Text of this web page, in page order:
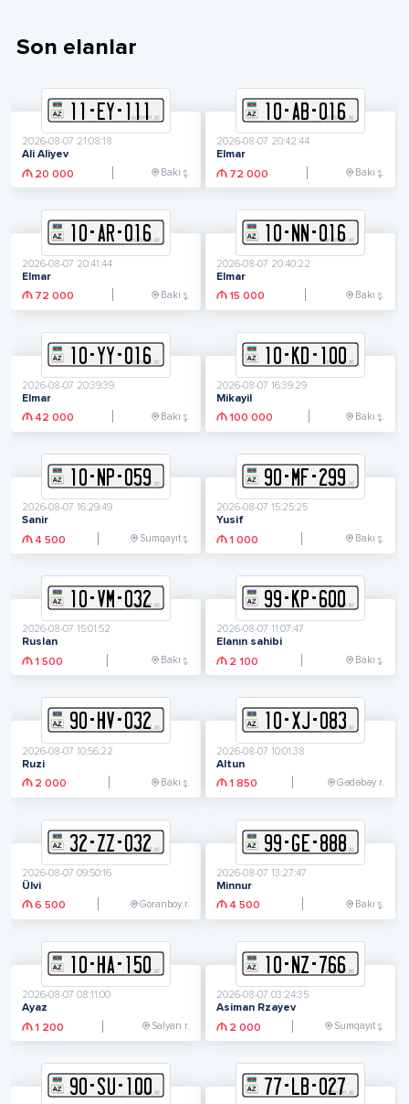
Son elanlar
11 - EY-111
2026-08-07 21:08:18
Ali Aliyev
20 000
Bakı ş.
10-AB-016
2026-08-07 20:42:44
Elmar
72 000
Bakı ş.
10-AR-016
2026-08-07 20:41:44
Elmar
72 000
Bakı ş.
10- N N -016
2026-08-07 20:40:22
Elmar
15 000
Bakı ş.
10-YY-016
2026-08-07 20:39:39
Elmar
42 000
Bakı ş.
10- KD-100
2026-08-07 16:39:29
Mikayil
100 000
Bakı ş.
10-NP-059
2026-08-07 16:29:49
Sanir
4 500
Sumqayıt ş.
90-MF-299
2026-08-07 15:25:25
Yusif
1 000
Bakı ş.
10-VM -032
2026-08-07 15:01:52
Ruslan
1 500
Bakı ş.
99- KP-600
2026-08-07 11:07:47
Elanın sahibi
2 100
Bakı ş.
90- HV-032
2026-08-07 10:56:22
Ruzi
2 000
Bakı ş.
10-XJ-083
2026-08-07 10:01:38
Altun
1 850
Gədəbəy r.
32-ZZ-032
2026-08-07 09:50:16
Ülvi
6 500
Goranboy r.
99-GE-888
2026-08-07 13:27:47
Minnur
4 500
Bakı ş.
10-HA-150
2026-08-07 08:11:00
Ayaz
1 200
Salyan r.
10-NZ-766
2026-08-07 03:24:35
Asiman Rzayev
2 000
Sumqayıt ş.
90-SU-100 77- LB-027